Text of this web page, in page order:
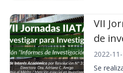
VII
de
2022-
Se